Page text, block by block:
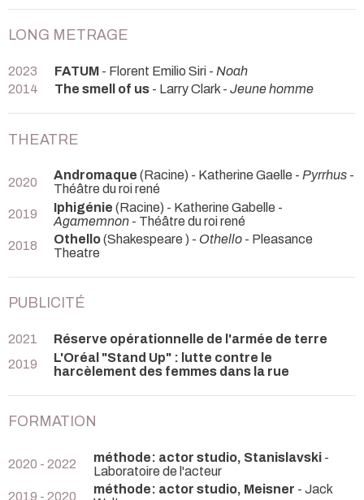
LONG METRAGE
2023 FATUM - Florent Emilio Siri - Noah
2014
The smell of us - Larry Clark - Jeune homme
THEATRE
2020 Andromaque (Racine) - Katherine Gaelle - Pyrrhus -
Théâtre du roi rené
2019
Iphigénie (Racine) - Katherine Gabelle -
Agamemnon - Théâtre du roi rené
2018
Othello(Shakespeare ) - Othello - Pleasance
Theatre
PUBLICITÉ
2021
Réserve opérationnelle de l'armée de terre
2019
L'Oréal "Stand Up" : lutte contre le
harcèlement des femmes dans la rue
FORMATION
2020 - 2022 méthode: actor studio, Stanislavski -
Laboratoire de l'acteur
2019 - 2020
méthode: actor studio, Meisner - Jack